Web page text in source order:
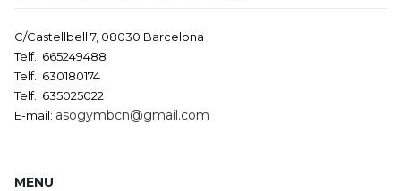
C/Castellbell 7, 08030 Barcelona
Telf.: 665249488
Telf.: 630180174
Telf.: 635025022
E-mail: asogymbcn@gmail.com
MENU